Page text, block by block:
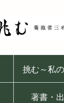
挑む～私
著書・